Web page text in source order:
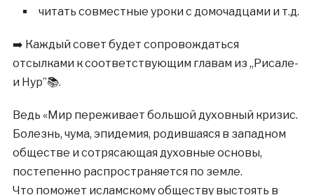
читать совместные уроки с домочадцами и т.д.
➡️ Каждый совет будет сопровождаться
отсылками к соответствующим главам из ,,Рисале-
и Нур”📚.
Ведь «Мир переживает большой духовный кризис.
Болезнь, чума, эпидемия, родившаяся в западном
обществе и сотрясающая духовные основы,
постепенно распространяется по земле.
Что поможет исламскому обществу выстоять в